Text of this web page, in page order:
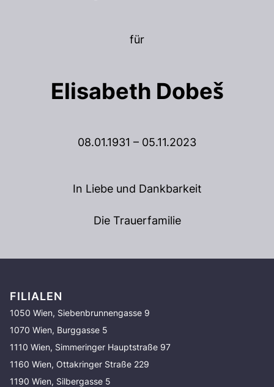
für
Elisabeth Dobeš
08.01.1931 – 05.11.2023
In Liebe und Dankbarkeit
Die Trauerfamilie
FILIALEN
1050 Wien, Siebenbrunnengasse 9
1070 Wien, Burggasse 5
1110 Wien, Simmeringer Hauptstraße 97
1160 Wien, Ottakringer Straße 229
1190 Wien, Silbergasse 5